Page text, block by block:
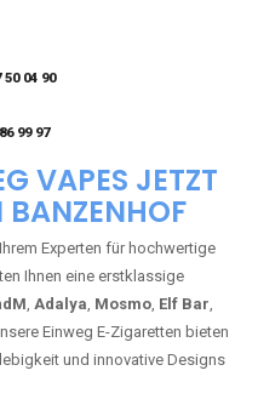
04 90
99 97
VAPES JETZT
Experten für hochwertige
Ihnen eine erstklassige
, Adalya, Mosmo, Elf Bar,
Einweg E-Zigaretten bieten
und innovative Designs